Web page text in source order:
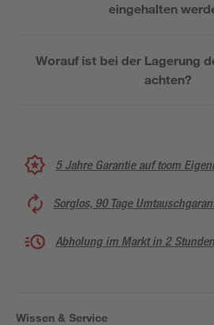
eingehalten
Worauf ist bei der Lagerung
achten?
5 Jahre Garantie auf toom
Sorglos, 90 Tage
Abholung im Markt in 2 Stunden
Wissen & Service